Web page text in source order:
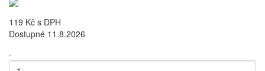
119 Kč s DPH
Dostupné 11.8.2026
-